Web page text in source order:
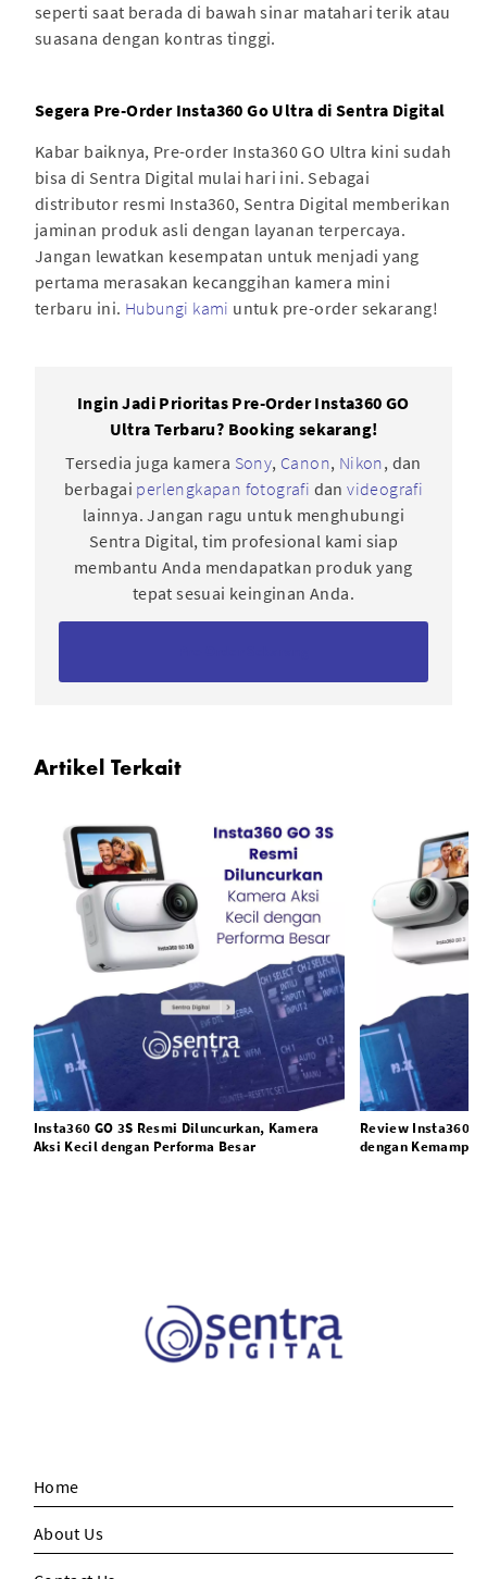
seperti saat berada di bawah sinar matahari terik atau
suasana dengan kontras tinggi.
Segera Pre-Order Insta360 Go Ultra di Sentra Digital
Kabar baiknya, Pre-order Insta360 GO Ultra kini sudah
bisa di Sentra Digital mulai hari ini. Sebagai
distributor resmi Insta360, Sentra Digital memberikan
jaminan produk asli dengan layanan terpercaya.
Jangan lewatkan kesempatan untuk menjadi yang
pertama merasakan kecanggihan kamera mini
terbaru ini. Hubungi kami untuk pre-order sekarang!
Ingin Jadi Prioritas Pre-Order Insta360 GO
Ultra Terbaru? Booking sekarang!
Tersedia juga kamera Sony, Canon, Nikon, dan
berbagai perlengkapan fotografi danvideografi
lainnya. Jangan ragu untuk menghubungi
Sentra Digital, tim profesional kami siap
membantu Anda mendapatkan produk yang
tepat sesuai keinginan Anda.
Artikel Terkait
Insta360 GO 3S Resmi Diluncurkan, Kamera
Aksi Kecil dengan Performa Besar
Review Insta360
dengan
Home
About Us